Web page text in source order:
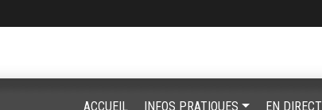
ACCUEIL INFOS PRATIQUES EN DIRECT